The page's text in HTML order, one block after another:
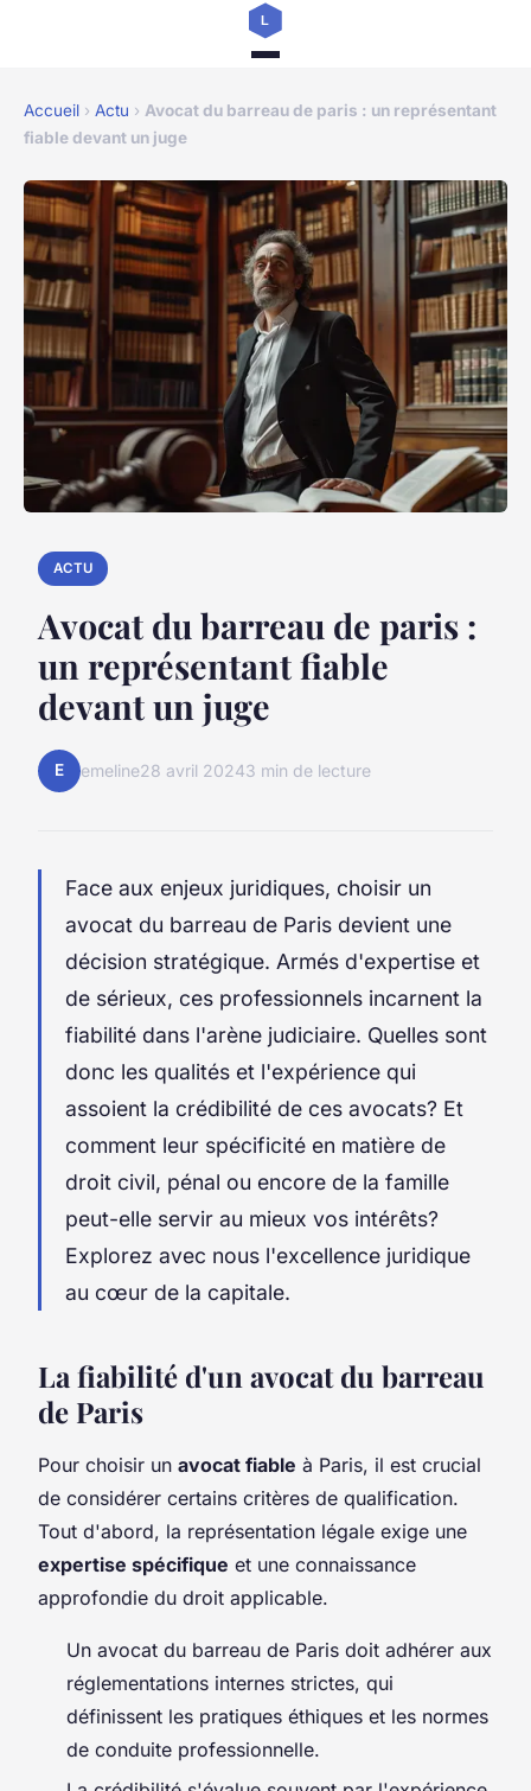
Accueil › Actu › Avocat du barreau de paris : un représentant
fiable devant un juge
ACTU
Avocat du barreau de paris :
un représentant fiable
devant un juge
E emeline28 avril 20243 min de lecture
Face aux enjeux juridiques, choisir un
avocat du barreau de Paris devient une
décision stratégique. Armés d'expertise et
de sérieux, ces professionnels incarnent la
fiabilité dans l'arène judiciaire. Quelles sont
donc les qualités et l'expérience qui
assoient la crédibilité de ces avocats? Et
comment leur spécificité en matière de
droit civil, pénal ou encore de la famille
peut-elle servir au mieux vos intérêts?
Explorez avec nous l'excellence juridique
au cœur de la capitale.
La fiabilité d'un avocat du barreau
de Paris
Pour choisir un avocat fiable à Paris, il est crucial
de considérer certains critères de qualification.
Tout d'abord, la représentation légale exige une
expertise spécifique et une connaissance
approfondie du droit applicable.
Un avocat du barreau de Paris doit adhérer aux
réglementations internes strictes, qui
définissent les pratiques éthiques et les normes
de conduite professionnelle.